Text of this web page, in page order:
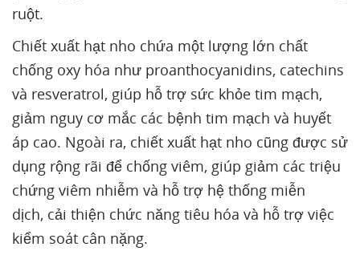
ruột.
Chiết xuất hạt nho chứa một lượng lớn chất
chống oxy hóa như proanthocyanidins, catechins
và resveratrol, giúp hỗ trợ sức khỏe tim mạch,
giảm nguy cơ mắc các bệnh tim mạch và huyết
áp cao. Ngoài ra, chiết xuất hạt nho cũng được sử
dụng rộng rãi để chống viêm, giúp giảm các triệu
chứng viêm nhiễm và hỗ trợ hệ thống miễn
dịch, cải thiện chức năng tiêu hóa và hỗ trợ việc
kiểm soát cân nặng.